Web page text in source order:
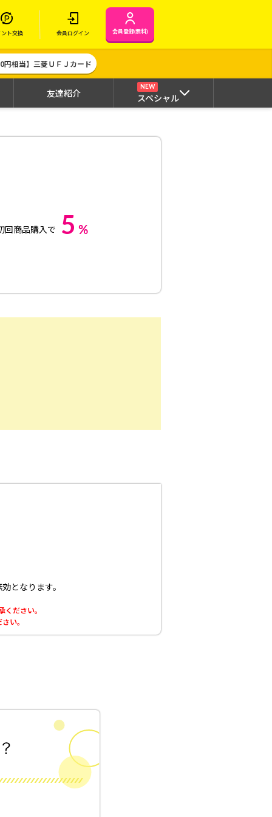
ント交換 会員ログイン 会員登録(無料)
円相当】三菱ＵＦＪカード
友達紹介
NEW
スペシャル
回商品購入で 5 %
となります。
ださい。
い。